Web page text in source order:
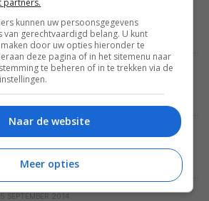
JANUARI 2015
Broadwell-chip voor tablets en
OKTOBER 2014
eerste eigen processor
kondigt Exynos 7 Octa-processor met
aan
SEPTEMBER 2014
kunnen uw persoonsgegevens
van gerechtvaardigd belang. U kunt
door uw opties hieronder te
deze pagina of in het sitemenu naar
te beheren of in te trekken via de
Naar de website
Meer opties